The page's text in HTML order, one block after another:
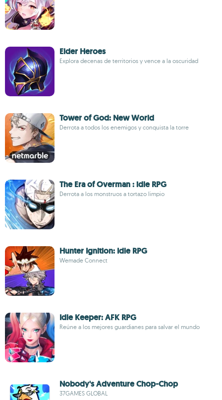
Elder Heroes
Explora decenas de territorios y vence a la oscuridad
Tower of God: New World
Derrota a todos los enemigos y conquista la torre
The Era of Overman : idle RPG
Derrota a los monstruos a tortazo limpio
Hunter Ignition: Idle RPG
Wemade Connect
Idle Keeper: AFK RPG
Reúne a los mejores guardianes para salvar el mundo
Nobody's Adventure Chop-Chop
37GAMES GLOBAL